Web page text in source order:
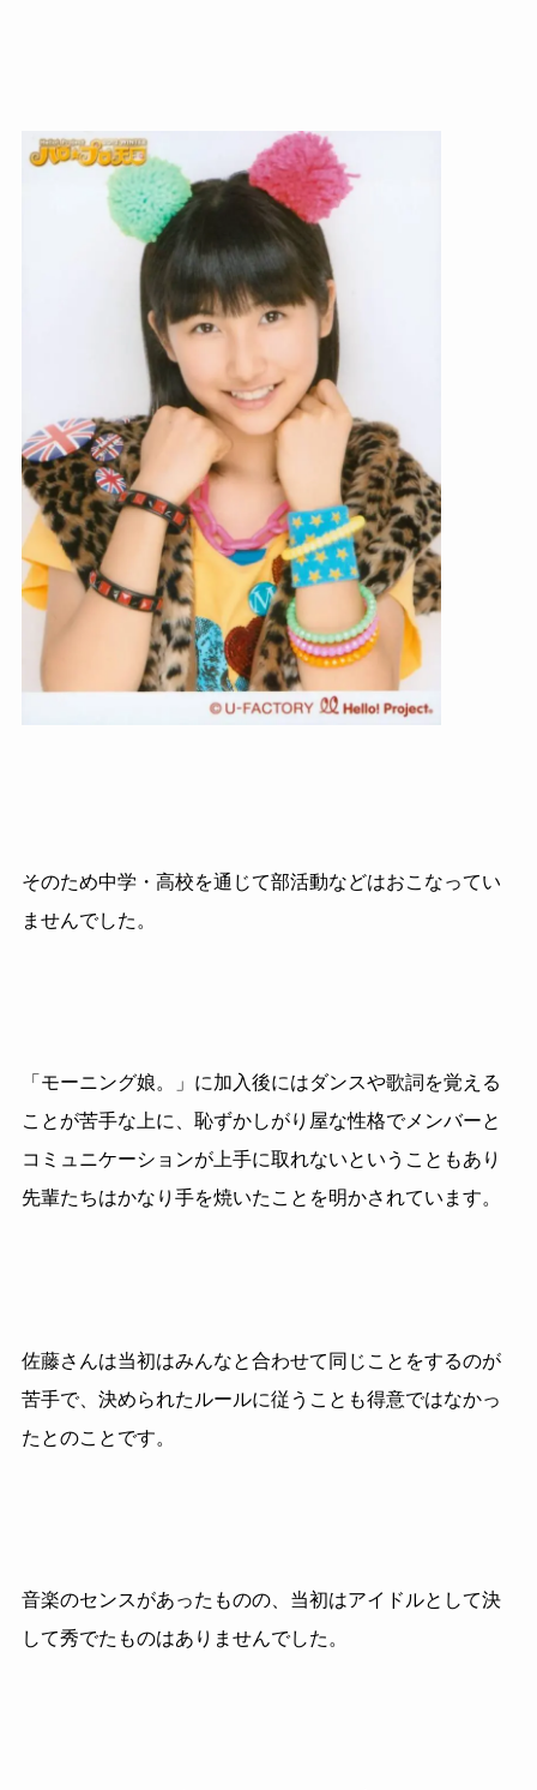
そのため中学・高校を通じて部活動などはおこなってい
ませんでした。
「モーニング娘。」に加入後にはダンスや歌詞を覚える
ことが苦手な上に、恥ずかしがり屋な性格でメンバーと
コミュニケーションが上手に取れないということもあり
先輩たちはかなり手を焼いたことを明かされています。
佐藤さんは当初はみんなと合わせて同じことをするのが
苦手で、決められたルールに従うことも得意ではなかっ
たとのことです。
音楽のセンスがあったものの、当初はアイドルとして決
して秀でたものはありませんでした。